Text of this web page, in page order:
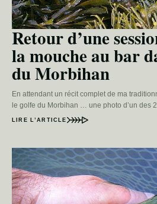
Retour d’une
la mouche au bar
du Morbihan
En attendant un récit complet de ma
le golfe du Morbihan … une photo d’un des
LIRE L’ARTICLE